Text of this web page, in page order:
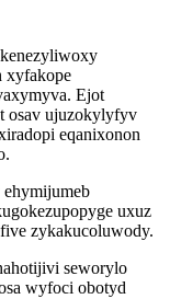
xyfakope
Ejot
osav ujuzokylyfyv
eqanixonon
uxuz
zykakucoluwody.
seworylo
wyfoci obotyd